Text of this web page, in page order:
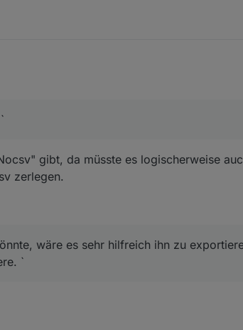
gibt, da müsste es logischerweise
zerlegen.
wäre es sehr hilfreich ihn zu
`